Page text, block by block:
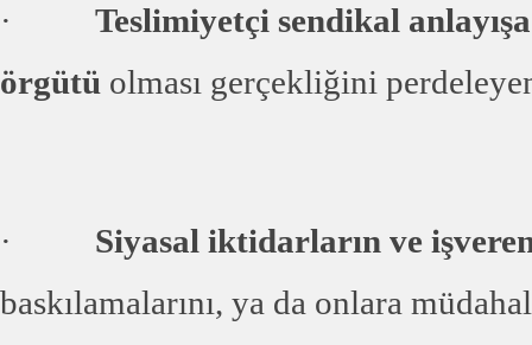
· Teslimiyetçi sendikal anlayışa
örgütü olması gerçekliğini
· Siyasal iktidarların ve
baskılamalarını, ya da onlara